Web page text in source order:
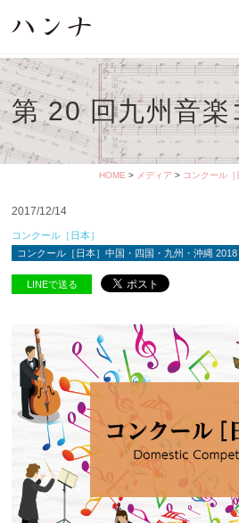
第 20 回九州音
HOME > メディア > コンクール［
2017/12/14
コンクール［日本］
コンクール［日本］中国・四国・九州・沖縄 2018
LINEで送る